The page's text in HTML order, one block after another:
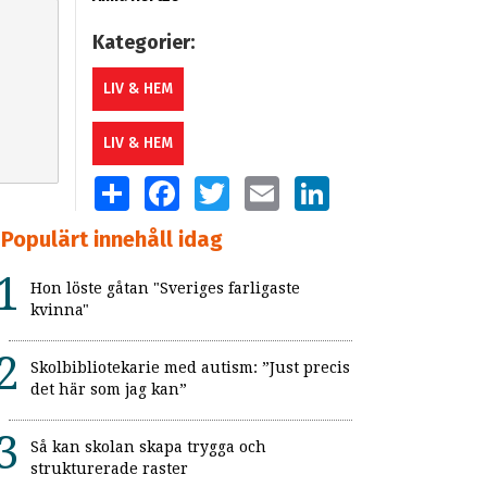
Kategorier:
LIV & HEM
LIV & HEM
SHARE FACEBOOKTWITTEREMAIL LINKEDIN
Populärt innehåll idag
Hon löste gåtan "Sveriges farligaste
kvinna"
Skolbibliotekarie med autism: ”Just precis
det här som jag kan”
Så kan skolan skapa trygga och
strukturerade raster